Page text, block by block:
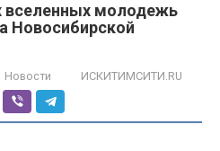
вселенных молодежь
Новосибирской
Новости ИСКИТИМСИТИ.RU